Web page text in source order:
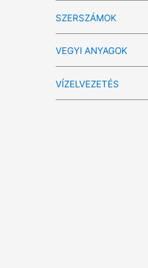
SZERSZÁMOK
VEGYI ANYAGOK
VÍZELVEZETÉS